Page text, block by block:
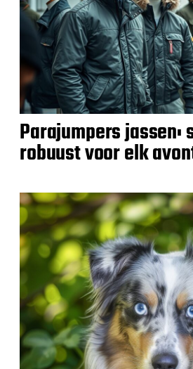
Parajumpers jassen:
robuust voor elk